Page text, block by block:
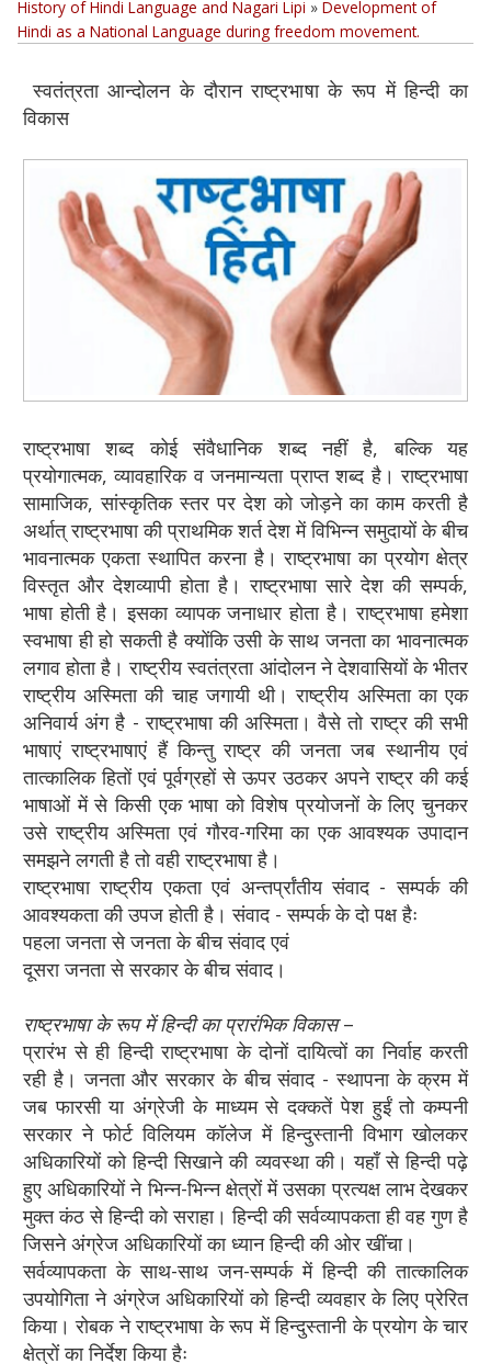
History of Hindi Language and Nagari Lipi » Development of
Hindi as a National Language during freedom movement.
स्वतंत्रता आन्दोलन के दौरान राष्ट्रभाषा के रूप में हिन्दी का
विकास
राष्ट्रभाषा शब्द कोई संवैधानिक शब्द नहीं है, बल्कि यह
प्रयोगात्मक, व्यावहारिक व जनमान्यता प्राप्त शब्द है। राष्ट्रभाषा
सामाजिक, सांस्कृतिक स्तर पर देश को जोड़ने का काम करती है
अर्थात् राष्ट्रभाषा की प्राथमिक शर्त देश में विभिन्न समुदायों के बीच
भावनात्मक एकता स्थापित करना है। राष्ट्रभाषा का प्रयोग क्षेत्र
विस्तृत और देशव्यापी होता है। राष्ट्रभाषा सारे देश की सम्पर्क,
भाषा होती है। इसका व्यापक जनाधार होता है। राष्ट्रभाषा हमेशा
स्वभाषा ही हो सकती है क्योंकि उसी के साथ जनता का भावनात्मक
लगाव होता है। राष्ट्रीय स्वतंत्रता आंदोलन ने देशवासियों के भीतर
राष्ट्रीय अस्मिता की चाह जगायी थी। राष्ट्रीय अस्मिता का एक
अनिवार्य अंग है - राष्ट्रभाषा की अस्मिता। वैसे तो राष्ट्र की सभी
भाषाएं राष्ट्रभाषाएं हैं किन्तु राष्ट्र की जनता जब स्थानीय एवं
तात्कालिक हितों एवं पूर्वग्रहों से ऊपर उठकर अपने राष्ट्र की कई
भाषाओं में से किसी एक भाषा को विशेष प्रयोजनों के लिए चुनकर
उसे राष्ट्रीय अस्मिता एवं गौरव-गरिमा का एक आवश्यक उपादान
समझने लगती है तो वही राष्ट्रभाषा है।
राष्ट्रभाषा राष्ट्रीय एकता एवं अन्तर्प्रांतीय संवाद - सम्पर्क की
आवश्यकता की उपज होती है। संवाद - सम्पर्क के दो पक्ष हैः
पहला जनता से जनता के बीच संवाद एवं
दूसरा जनता से सरकार के बीच संवाद।
राष्ट्रभाषा के रूप में हिन्दी का प्रारंभिक विकास–
प्रारंभ से ही हिन्दी राष्ट्रभाषा के दोनों दायित्वों का निर्वाह करती
रही है। जनता और सरकार के बीच संवाद - स्थापना के क्रम में
जब फारसी या अंग्रेजी के माध्यम से दक्कतें पेश हुईं तो कम्पनी
सरकार ने फोर्ट विलियम कॉलेज में हिन्दुस्तानी विभाग खोलकर
अधिकारियों को हिन्दी सिखाने की व्यवस्था की। यहाँ से हिन्दी पढ़े
हुए अधिकारियों ने भिन्न-भिन्न क्षेत्रों में उसका प्रत्यक्ष लाभ देखकर
मुक्त कंठ से हिन्दी को सराहा। हिन्दी की सर्वव्यापकता ही वह गुण है
जिसने अंग्रेज अधिकारियों का ध्यान हिन्दी की ओर खींचा।
सर्वव्यापकता के साथ-साथ जन-सम्पर्क में हिन्दी की तात्कालिक
उपयोगिता ने अंग्रेज अधिकारियों को हिन्दी व्यवहार के लिए प्रेरित
किया। रोबक ने राष्ट्रभाषा के रूप में हिन्दुस्तानी के प्रयोग के चार
क्षेत्रों का निर्देश किया हैः